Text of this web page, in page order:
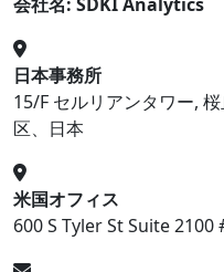
日本事務所
15/F セルリアンタワー,
区、日本
米国オフィス
600 S Tyler St Suite 2100